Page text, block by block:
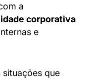
a
corporativa
e
situações que